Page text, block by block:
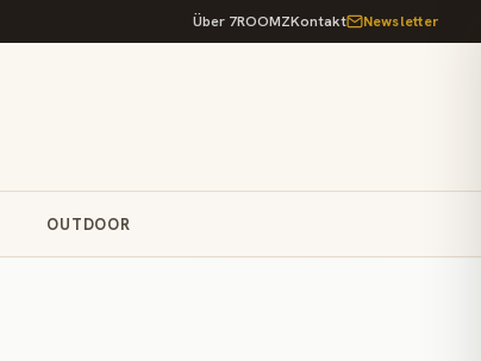
Über 7ROOMZKontakt Newsletter
OUTDOOR